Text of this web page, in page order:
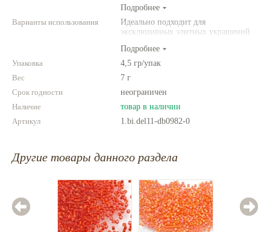
Подробнее
Варианты использования
Идеально подходит для
эксклюзивных элитных украшений
для сутажной вышивки, для
создания богатых колье, ожерелий,
браслетов, серег и колец.
Фантазируйте!
Подробнее
Упаковка
4,5 гр/упак
Вес
7 г
Срок годности
неограничен
Наличие
товар в наличии
Артикул
1.bi.del11-db0982-0
Другие товары данного раздела